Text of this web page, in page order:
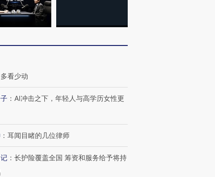
届链博
“链”接产
【特别呈现】寻找100种
有意思的生活方式·第三对
多看少动
： AI冲击之下，年轻人与高学历女性更
： 耳闻目睹的几位律师
： 长护险覆盖全国 筹资和服务给予将持